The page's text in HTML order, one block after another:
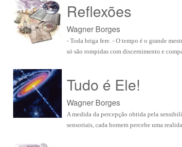
Reflexões
Wagner Borges
- Toda briga fere. - O tempo é o grande
só são rompidas com discernimento e
Tudo é Ele!
Wagner Borges
A medida da percepção obtida pela
sensoriais, cada homem percebe uma